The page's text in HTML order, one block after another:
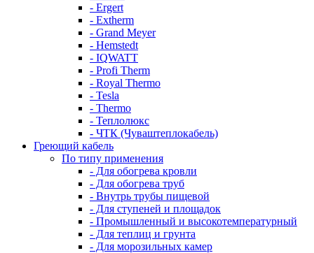
- Ergert
- Extherm
- Grand Meyer
- Hemstedt
- IQWATT
- Profi Therm
- Royal Thermo
- Tesla
- Thermo
- Теплолюкс
- ЧТК (Чуваштеплокабель)
Греющий кабель
По типу применения
- Для обогрева кровли
- Для обогрева труб
- Внутрь трубы пищевой
- Для ступеней и площадок
- Промышленный и высокотемпературный
- Для теплиц и грунта
- Для морозильных камер